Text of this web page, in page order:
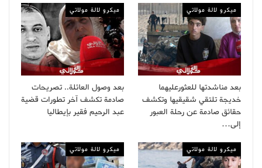
ميكرو لالة مولاتي
بعد مناشدتها للعثورعليهما
خديجة تلتقي شقيقيها وتكشف
حقائق صادمة عن رحلة العبور
إلى…
ميكرو لالة مولاتي
بعد وصول العائلة.. تصريحات
صادمة تكشف آخر تطورات قضية
عبد الرحيم فقير بإيطاليا
ميكرو لالة مولاتي ميكرو لالة مولاتي